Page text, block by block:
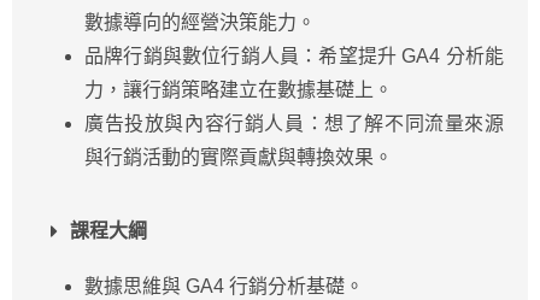
數據導向的經營決策能力。
品牌行銷與數位行銷人員：希望提升 GA4 分析能
力，讓行銷策略建立在數據基礎上。
廣告投放與內容行銷人員：想了解不同流量來源
與行銷活動的實際貢獻與轉換效果。
課程大綱
數據思維與 GA4 行銷分析基礎。